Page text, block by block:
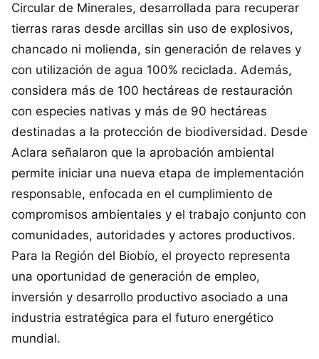
Circular de Minerales, desarrollada para recuperar
tierras raras desde arcillas sin uso de explosivos,
chancado ni molienda, sin generación de relaves y
con utilización de agua 100% reciclada. Además,
considera más de 100 hectáreas de restauración
con especies nativas y más de 90 hectáreas
destinadas a la protección de biodiversidad. Desde
Aclara señalaron que la aprobación ambiental
permite iniciar una nueva etapa de implementación
responsable, enfocada en el cumplimiento de
compromisos ambientales y el trabajo conjunto con
comunidades, autoridades y actores productivos.
Para la Región del Biobío, el proyecto representa
una oportunidad de generación de empleo,
inversión y desarrollo productivo asociado a una
industria estratégica para el futuro energético
mundial.